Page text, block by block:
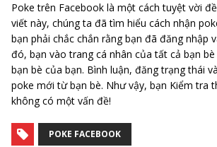
Poke trên Facebook là một cách tuyệt vời
viết này, chúng ta đã tìm hiểu cách nhận
bạn phải chắc chắn rằng bạn đã đăng nhập
đó, bạn vào trang cá nhân của tất cả bạn
bạn bè của bạn. Bình luận, đăng trạng thái
poke mới từ bạn bè. Như vậy, bạn Kiểm tra
không có một vấn đề!
POKE FACEBOOK